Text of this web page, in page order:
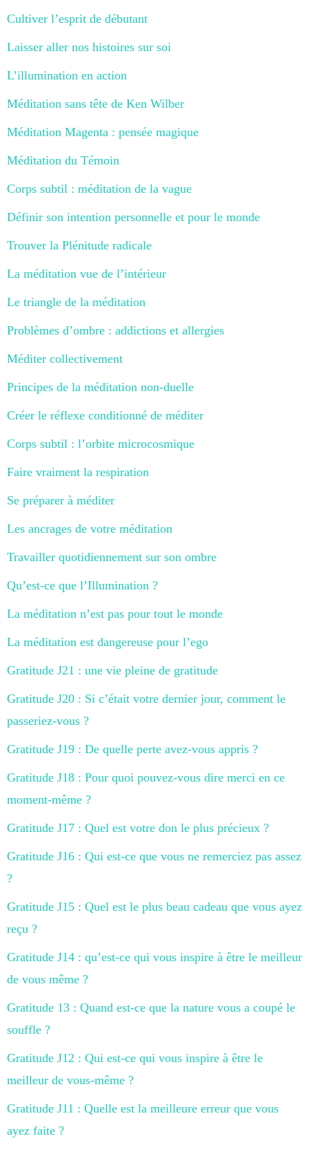
Cultiver l’esprit de débutant
Laisser aller nos histoires sur soi
L’illumination en action
Méditation sans tête de Ken Wilber
Méditation Magenta : pensée magique
Méditation du Témoin
Corps subtil : méditation de la vague
Définir son intention personnelle et pour le monde
Trouver la Plénitude radicale
La méditation vue de l’intérieur
Le triangle de la méditation
Problèmes d’ombre : addictions et allergies
Méditer collectivement
Principes de la méditation non-duelle
Créer le réflexe conditionné de méditer
Corps subtil : l’orbite microcosmique
Faire vraiment la respiration
Se préparer à méditer
Les ancrages de votre méditation
Travailler quotidiennement sur son ombre
Qu’est-ce que l’Illumination ?
La méditation n’est pas pour tout le monde
La méditation est dangereuse pour l’ego
Gratitude J21 : une vie pleine de gratitude
Gratitude J20 : Si c’était votre dernier jour, comment le
passeriez-vous ?
Gratitude J19 : De quelle perte avez-vous appris ?
Gratitude J18 : Pour quoi pouvez-vous dire merci en ce
moment-même ?
Gratitude J17 : Quel est votre don le plus précieux ?
Gratitude J16 : Qui est-ce que vous ne remerciez pas assez
?
Gratitude J15 : Quel est le plus beau cadeau que vous ayez
reçu ?
Gratitude J14 : qu’est-ce qui vous inspire à être le meilleur
de vous même ?
Gratitude 13 : Quand est-ce que la nature vous a coupé le
souffle ?
Gratitude J12 : Qui est-ce qui vous inspire à être le
meilleur de vous-même ?
Gratitude J11 : Quelle est la meilleure erreur que vous
ayez faite ?